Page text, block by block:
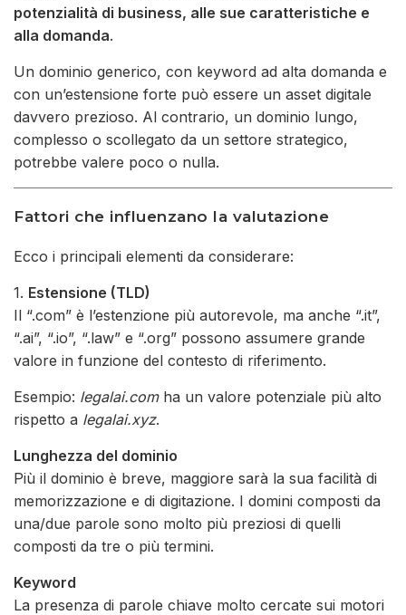
potenzialità di business, alle sue caratteristiche e
alla domanda.
Un dominio generico, con keyword ad alta domanda e
con un’estensione forte può essere un asset digitale
davvero prezioso. Al contrario, un dominio lungo,
complesso o scollegato da un settore strategico,
potrebbe valere poco o nulla.
Fattori che influenzano la valutazione
Ecco i principali elementi da considerare:
1. Estensione (TLD)
Il “.com” è l’estenzione più autorevole, ma anche “.it”,
“.ai”, “.io”, “.law” e “.org” possono assumere grande
valore in funzione del contesto di riferimento.
Esempio: legalai.comha un valore potenziale più alto
rispetto a legalai.xyz.
Lunghezza del dominio
Più il dominio è breve, maggiore sarà la sua facilità di
memorizzazione e di digitazione. I domini composti da
una/due parole sono molto più preziosi di quelli
composti da tre o più termini.
Keyword
La presenza di parole chiave molto cercate sui motori